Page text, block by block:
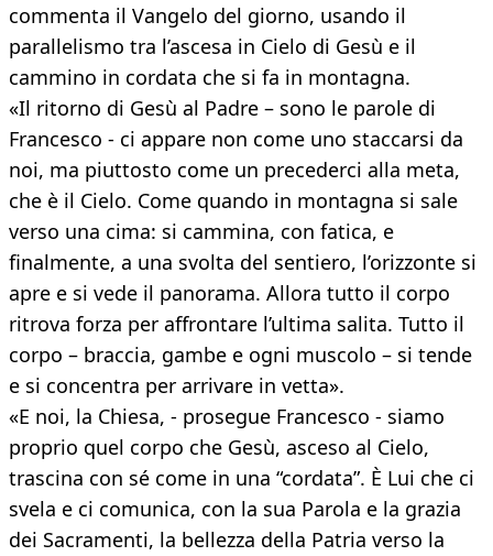
commenta il Vangelo del giorno, usando il
parallelismo tra l’ascesa in Cielo di Gesù e il
cammino in cordata che si fa in montagna.
«Il ritorno di Gesù al Padre – sono le parole di
Francesco - ci appare non come uno staccarsi da
noi, ma piuttosto come un precederci alla meta,
che è il Cielo. Come quando in montagna si sale
verso una cima: si cammina, con fatica, e
finalmente, a una svolta del sentiero, l’orizzonte si
apre e si vede il panorama. Allora tutto il corpo
ritrova forza per affrontare l’ultima salita. Tutto il
corpo – braccia, gambe e ogni muscolo – si tende
e si concentra per arrivare in vetta».
«E noi, la Chiesa, - prosegue Francesco - siamo
proprio quel corpo che Gesù, asceso al Cielo,
trascina con sé come in una “cordata”. È Lui che ci
svela e ci comunica, con la sua Parola e la grazia
dei Sacramenti, la bellezza della Patria verso la